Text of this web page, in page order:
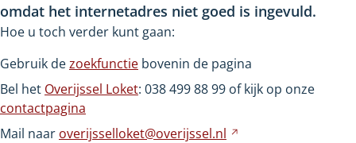
omdat het internetadres niet goed is ingevuld.
Hoe u toch verder kunt gaan:
Gebruik dezoekfunctie bovenin de pagina
Bel het Overijssel Loket: 0384998899 of kijk op onze
contactpagina
Mail naar overijsselloket@overijssel.nl